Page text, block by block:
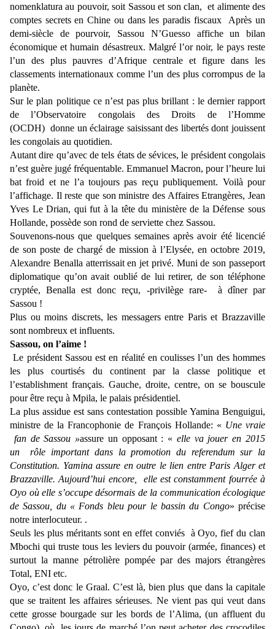
nomenklatura au pouvoir, soit Sassou et son clan, et alimente des
comptes secrets en Chine ou dans les paradis fiscaux Après un
demi-siècle de pourvoir, Sassou N’Guesso affiche un bilan
économique et humain désastreux. Malgré l’or noir, le pays reste
l’un des plus pauvres d’Afrique centrale et figure dans les
classements internationaux comme l’un des plus corrompus de la
planète.
Sur le plan politique ce n’est pas plus brillant : le dernier rapport
de l’Observatoire congolais des Droits de l’Homme
(OCDH) donne un éclairage saisissant des libertés dont jouissent
les congolais au quotidien.
Autant dire qu’avec de tels états de sévices, le président congolais
n’est guère jugé fréquentable. Emmanuel Macron, pour l’heure lui
bat froid et ne l’a toujours pas reçu publiquement. Voilà pour
l’affichage. Il reste que son ministre des Affaires Etrangères, Jean
Yves Le Drian, qui fut à la tête du ministère de la Défense sous
Hollande, possède son rond de serviette chez Sassou.
Souvenons-nous que quelques semaines après avoir été licencié
de son poste de chargé de mission à l’Elysée, en octobre 2019,
Alexandre Benalla atterrissait en jet privé. Muni de son passeport
diplomatique qu’on avait oublié de lui retirer, de son téléphone
cryptée, Benalla est donc reçu, -privilège rare- à dîner par
Sassou !
Plus ou moins discrets, les messagers entre Paris et Brazzaville
sont nombreux et influents.
Sassou, on l’aime !
Le président Sassou est en réalité en coulisses l’un des hommes
les plus courtisés du continent par la classe politique et
l’establishment français. Gauche, droite, centre, on se bouscule
pour être reçu à Mpila, le palais présidentiel.
La plus assidue est sans contestation possible Yamina Benguigui,
ministre de la Francophonie de François Hollande: « Une vraie
fan de Sassou »assure un opposant : « elle va jouer en 2015
un rôle important dans la promotion du referendum sur la
Constitution. Yamina assure en outre le lien entre Paris Alger et
Brazzaville. Aujourd’hui encore, elle est constamment fourrée à
Oyo où elle s’occupe désormais de la communication écologique
de Sassou, du « Fonds bleu pour le bassin du Congo» précise
notre interlocuteur. .
Seuls les plus méritants sont en effet conviés à Oyo, fief du clan
Mbochi qui truste tous les leviers du pouvoir (armée, finances) et
surtout la manne pétrolière pompée par des majors étrangères
Total, ENI etc.
Oyo, c’est donc le Graal. C’est là, bien plus que dans la capitale
que se traitent les affaires sérieuses. Ne vient pas qui veut dans
cette grosse bourgade sur les bords de l’Alima, (un affluent du